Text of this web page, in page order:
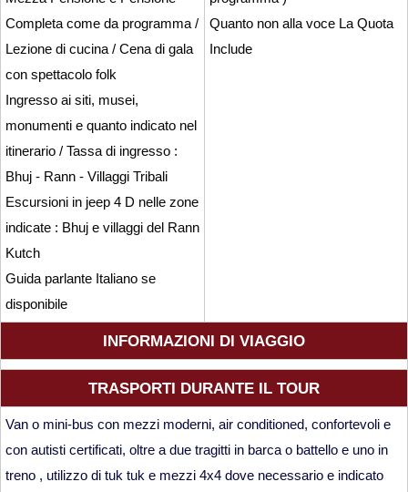
Completa come da programma /
Lezione di cucina / Cena di gala
con spettacolo folk
Ingresso ai siti, musei,
monumenti e quanto indicato nel
itinerario / Tassa di ingresso :
Bhuj - Rann - Villaggi Tribali
Escursioni in jeep 4 D nelle zone
indicate : Bhuj e villaggi del Rann
Kutch
Guida parlante Italiano se
disponibile
Quanto non alla voce La Quota
Include
INFORMAZIONI DI VIAGGIO
TRASPORTI DURANTE IL TOUR
Van o mini-bus con mezzi moderni, air conditioned, confortevoli e
con autisti certificati, oltre a due tragitti in barca o battello e uno in
treno , utilizzo di tuk tuk e mezzi 4x4 dove necessario e indicato